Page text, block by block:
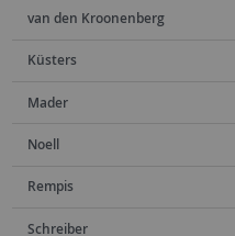
van den Kroonenberg
Küsters
Mader
Noell
Rempis
Schreiber